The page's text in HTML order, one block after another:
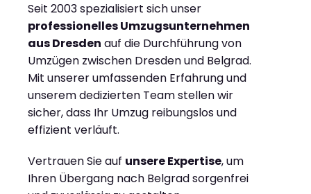
Seit 2003 spezialisiert sich unser
professionelles Umzugsunternehmen
aus Dresden auf die Durchführung von
Umzügen zwischen Dresden und Belgrad.
Mit unserer umfassenden Erfahrung und
unserem dedizierten Team stellen wir
sicher, dass Ihr Umzug reibungslos und
effizient verläuft.
Vertrauen Sie auf unsere Expertise, um
Ihren Übergang nach Belgrad sorgenfrei